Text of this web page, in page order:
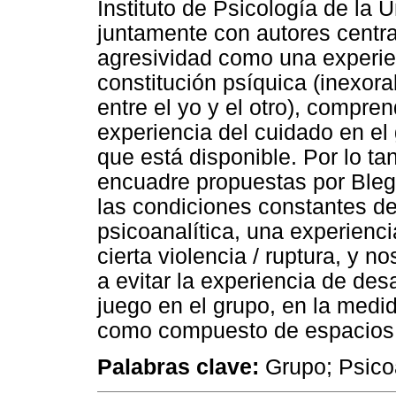
Instituto de Psicología de la
juntamente con autores
agresividad como una
constitución psíquica
entre el yo y el otro),
experiencia del cuidado en
que está disponible. Por lo
encuadre propuestas por
las condiciones constantes
psicoanalítica, una
cierta violencia / ruptura, y
a evitar la experiencia de
juego en el grupo, en la
como compuesto de
Palabras clave: Grupo;